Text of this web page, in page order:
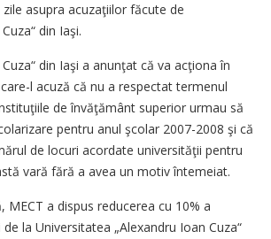
asupra acuzaţiilor făcute de
din Iaşi.
din Iaşi a anunţat că va acţiona în
l acuză că nu a respectat termenul
de învăţământ superior urmau să
pentru anul şcolar 2007-2008 şi că
de locuri acordate universităţii pentru
vară fără a avea un motiv întemeiat.
MECT a dispus reducerea cu 10% a
la Universitatea „Alexandru Ioan Cuza“